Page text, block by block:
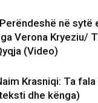
në sytë
Verona Kryeziu/
(Video)
Krasniqi: Ta
dhe kënga)